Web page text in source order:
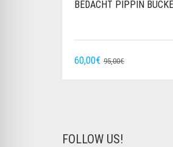
BEDACHT PIPPIN
95,00€
60,00€
AKTUELLER
FOLLOW US!